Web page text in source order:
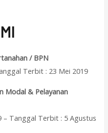
/ BPN
Terbit : 23 Mei 2019
Modal & Pelayanan
– Tanggal Terbit : 5 Agustus